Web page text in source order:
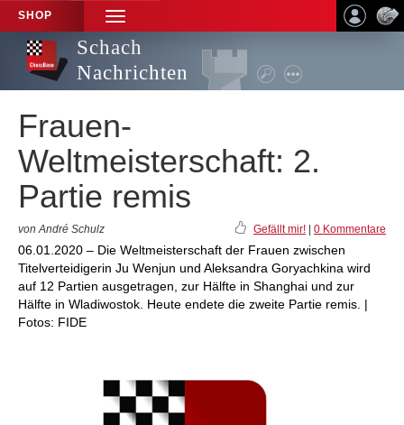
SHOP
TOGGLE
NAVIGATION
Schach
Nachrichten
Frauen-
Weltmeisterschaft: 2.
Partie remis
von André Schulz Gefällt mir! 0 Kommentare
06.01.2020 – Die Weltmeisterschaft der Frauen zwischen
Titelverteidigerin Ju Wenjun und Aleksandra Goryachkina wird
auf 12 Partien ausgetragen, zur Hälfte in Shanghai und zur
Hälfte in Wladiwostok. Heute endete die zweite Partie remis. |
Fotos: FIDE